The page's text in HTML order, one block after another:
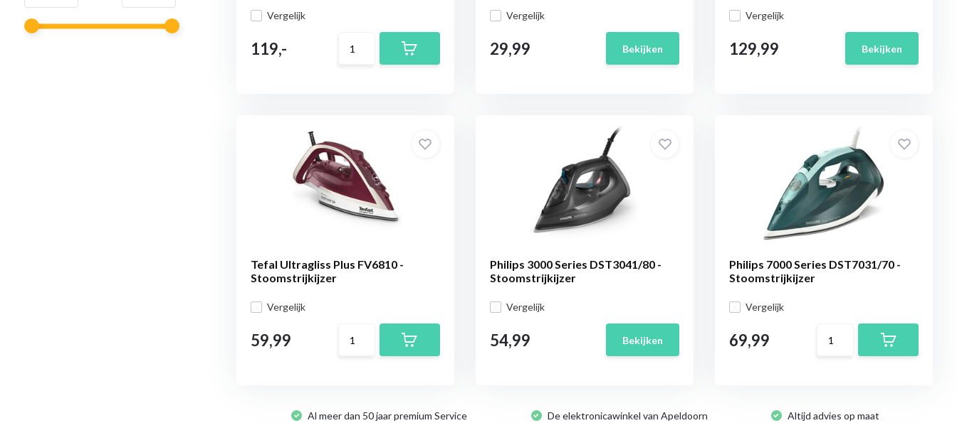
Vergelijk
119,-
Vergelijk
29,99 Bekijken
Vergelijk
129,99 Bekijken
Tefal Ultragliss Plus FV6810 -
Stoomstrijkijzer
Vergelijk
59,99
Philips 3000 Series DST3041/80 -
Stoomstrijkijzer
Vergelijk
54,99 Bekijken
Philips 7000 Series DST7031/70 -
Stoomstrijkijzer
Vergelijk
69,99
Al meer dan 50 jaar premium Service De elektronicawinkel van Apeldoorn Altijd advies op maat